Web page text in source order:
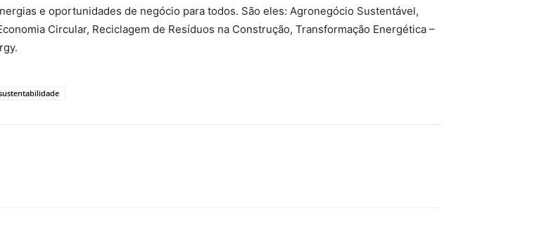
e oportunidades de negócio para todos. São eles: Agronegócio Sustentável,
Circular, Reciclagem de Resíduos na Construção, Transformação Energética –